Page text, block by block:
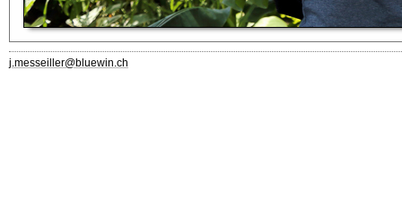
j.messeiller@bluewin.ch